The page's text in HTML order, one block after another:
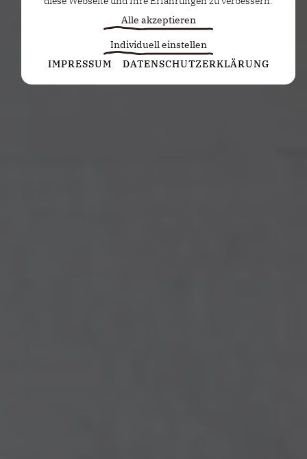
Alle akzeptieren
Individuell einstellen
Statistiken
Diese Cookies erfassen anonyme Statistiken. Diese
IMPRESSUM DATENSCHUTZERKLÄRUNG